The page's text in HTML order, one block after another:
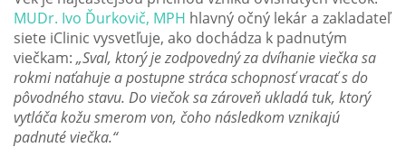
MUDr. Ivo Ďurkovič, MPH hlavný očný lekár a zakladateľ
siete iClinic vysvetľuje, ako dochádza k padnutým
viečkam: „Sval, ktorý je zodpovedný za dvíhanie viečka sa
rokmi naťahuje a postupne stráca schopnosť vracať s do
pôvodného stavu. Do viečok sa zároveň ukladá tuk, ktorý
vytláča kožu smerom von, čoho následkom vznikajú
padnuté viečka.“